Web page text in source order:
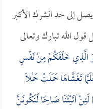
إلى حد الشرك الأكبر
الله تبارك وتعالى
الَّذِي خَلَقَكُمْ مِنْ نَفْسٍ
تَغَشَّاهَا حَمَلَتْ حَمْلًا
آتَيْتَنَا صَالِحًا لَنَكُونَنَّ